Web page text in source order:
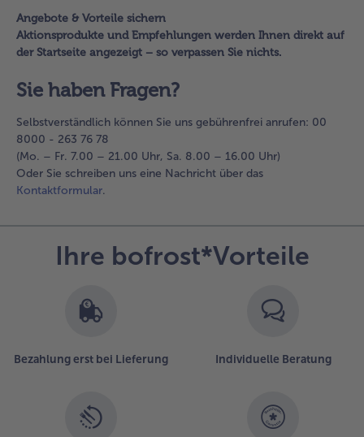
Angebote & Vorteile sichern
Aktionsprodukte und Empfehlungen werden Ihnen direkt auf
der Startseite angezeigt – so verpassen Sie nichts.
Sie haben Fragen?
Selbstverständlich können Sie uns gebührenfrei anrufen: 00
8000 - 263 76 78
(Mo. – Fr. 7.00 – 21.00 Uhr, Sa. 8.00 – 16.00 Uhr)
Oder Sie schreiben uns eine Nachricht über das
Kontaktformular.
Ihre bofrost*Vorteile
Bezahlung erst bei Lieferung Individuelle Beratung